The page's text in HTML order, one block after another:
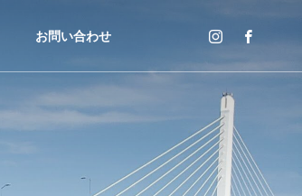
お問い合わせ